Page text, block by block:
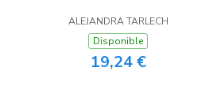
ALEJANDRA TARLECH
Disponible
19,24 €